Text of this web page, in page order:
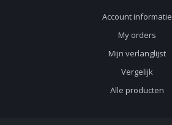
Account informatie
My orders
Mijn verlanglijst
Vergelijk
Alle producten